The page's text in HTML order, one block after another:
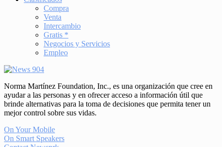
Compra
Venta
Intercambio
Gratis *
Negocios y Servicios
Empleo
Norma Martínez Foundation, Inc., es una organización que cree en
ayudar a las personas y en ofrecer acceso a información útil que
brinde alternativas para la toma de decisiones que permita tener un
mejor control sobre sus vidas.
On Your Mobile
On Smart Speakers